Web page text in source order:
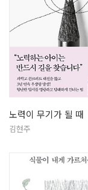
노력이 무기가 될 때
김현주